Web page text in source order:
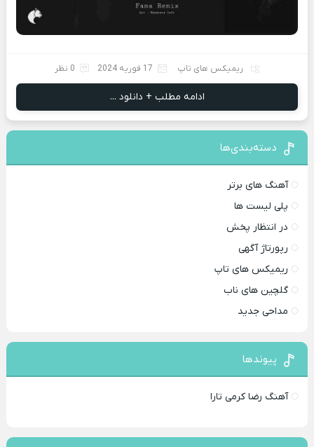
ریمیکس های تاپ 17 فوریه 2024 0 نظر
ادامه مطلب + دانلود ...
دسته‌بندی‌ها
آهنگ های برتر
پلی لیست ها
در انتظار پخش
رپورتاژ آگهی
ریمیکس های تاپ
گلچین های ناب
مداحی جدید
پیوندها
آهنگ رضا کرمی تارا